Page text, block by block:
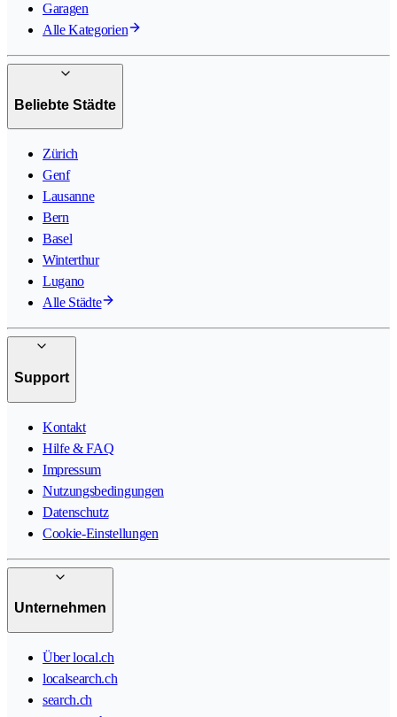
Garagen
Alle Kategorien
Beliebte Städte
Zürich
Genf
Lausanne
Bern
Basel
Winterthur
Lugano
Alle Städte
Support
Kontakt
Hilfe & FAQ
Impressum
Nutzungsbedingungen
Datenschutz
Cookie-Einstellungen
Unternehmen
Über local.ch
localsearch.ch
search.ch